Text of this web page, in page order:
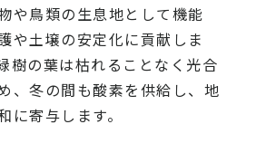
や鳥類の生息地として機能
や土壌の安定化に貢献しま
樹の葉は枯れることなく光合
、冬の間も酸素を供給し、地
に寄与します。